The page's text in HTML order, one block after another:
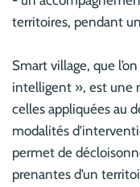
territoires, pendant
Smart village, que
intelligent », est une
celles appliquées au
modalités
permet de
prenantes d’un